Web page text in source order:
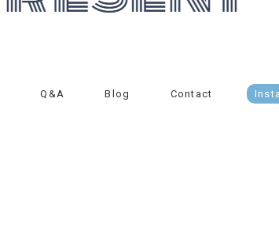
Q&A Blog Contact